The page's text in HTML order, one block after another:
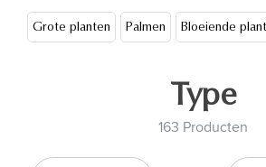
Grote planten Palmen Bloeiende
Type
163 Producten